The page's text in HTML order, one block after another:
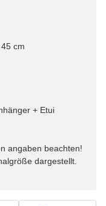
cm
+ Etui
angaben beachten!
dargestellt.